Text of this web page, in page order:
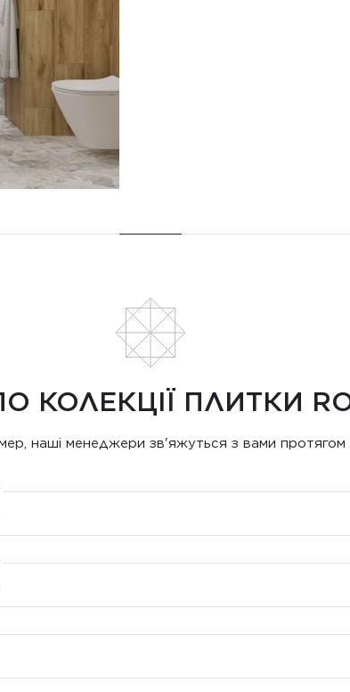
КОЛЕКЦІЇ ПЛИТКИ
наші менеджери зв'яжуться з вами протягом